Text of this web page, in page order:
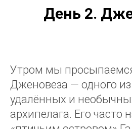
День 2.
Утром мы
Дженовеза — одного
удалённых и
архипелага. Его часто